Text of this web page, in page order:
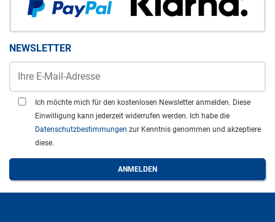
NEWSLETTER
Ich möchte mich für den kostenlosen Newsletter anmelden. Diese
Einwilligung kann jederzeit widerrufen werden. Ich habe die
Datenschutzbestimmungen zur Kenntnis genommen und akzeptiere
diese.